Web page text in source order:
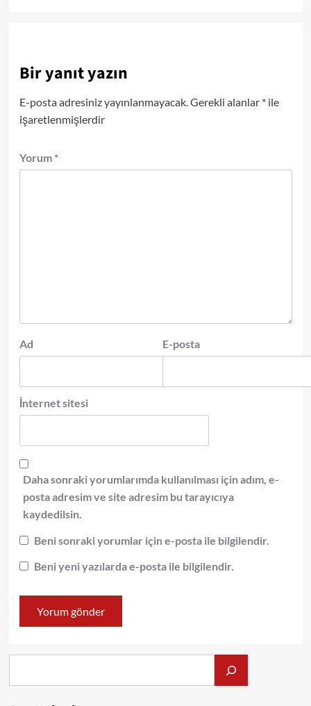
Bir yanıt yazın
E-posta adresiniz yayınlanmayacak.Gerekli alanlar *ile
işaretlenmişlerdir
Yorum *
Ad E-posta
İnternet sitesi
Daha sonraki yorumlarımda kullanılması için adım, e-
posta adresim ve site adresim bu tarayıcıya
kaydedilsin.
Beni sonraki yorumlar için e-posta ile bilgilendir.
Beni yeni yazılarda e-posta ile bilgilendir.